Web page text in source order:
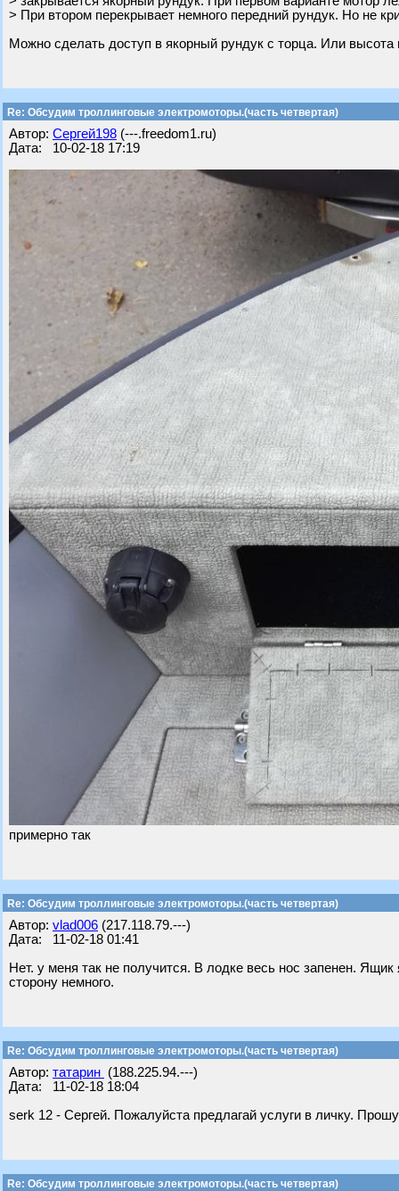
> При втором перекрывает немного передний рундук. Но не
Можно сделать доступ в якорный рундук с торца. Или высота
Re: Обсудим троллинговые электромоторы.(часть четвертая)
Автор: Сергей198 (---.freedom1.ru)
Дата: 10-02-18 17:19
примерно так
Re: Обсудим троллинговые электромоторы.(часть четвертая)
Автор: vlad006 (217.118.79.---)
Дата: 11-02-18 01:41
Нет. у меня так не получится. В лодке весь нос запенен.
сторону немного.
Re: Обсудим троллинговые электромоторы.(часть четвертая)
Автор: татарин (188.225.94.---)
Дата: 11-02-18 18:04
serk 12 - Сергей. Пожалуйста предлагай услуги в личку.
Re: Обсудим троллинговые электромоторы.(часть четвертая)